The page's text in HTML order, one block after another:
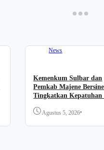
News
Kemenkum Sulbar dan
Pemkab Majene
Tingkatkan Kepatuhan
Agustus 5, 2026•